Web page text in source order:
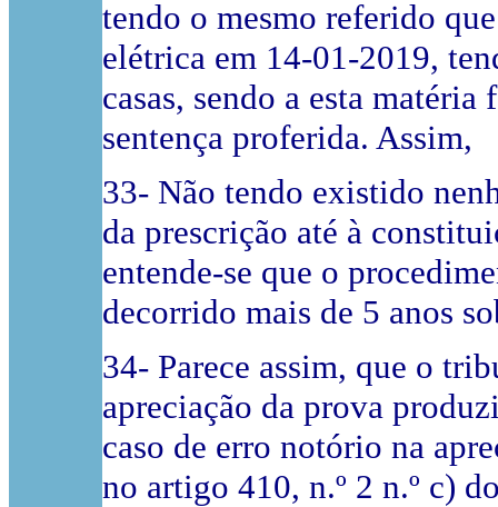
tendo o mesmo referido
elétrica em 14-01-2019,
casas, sendo a esta
sentença proferida. Assim,
33- Não tendo existido
da prescrição até à
entende-se que o
decorrido mais de 5 anos
34- Parece assim, que o
apreciação da prova
caso de erro notório na
no artigo 410, n.º 2 n.º c)